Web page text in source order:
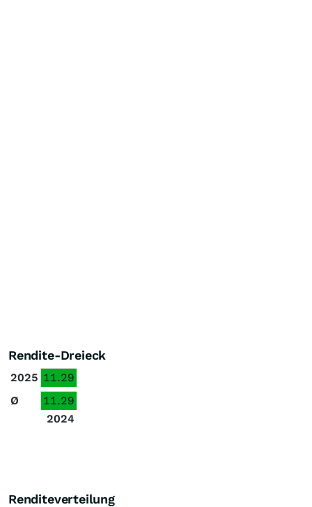
Rendite-Dreieck
2025 11.29
Ø
11.29
2024
Renditeverteilung